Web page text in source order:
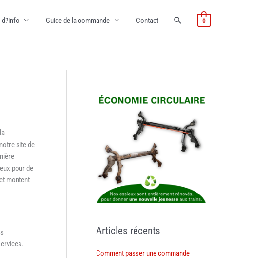
d?info Guide de la commande Contact 0
site de
pour de
montent
Articles récents
Comment passer une commande